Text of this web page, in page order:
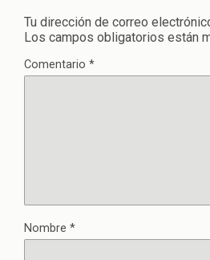
Tu dirección de correo
Los campos obligatorios están
Comentario *
Nombre *